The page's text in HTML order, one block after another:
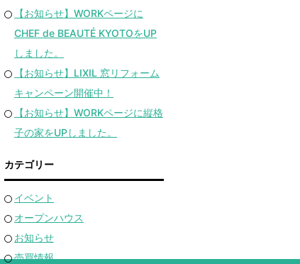
【お知らせ】WORKページに
CHEF de BEAUTÉ KYOTOをUP
しました。
【お知らせ】LIXIL 窓リフォーム
キャンペーン開催中！
【お知らせ】WORKページに縦格
子の家をUPしました。
カテゴリー
イベント
オープンハウス
お知らせ
売買情報